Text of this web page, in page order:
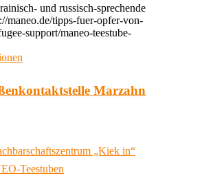
und russisch-sprechende
maneo.de/tipps-fuer-opfer-von-
support/maneo-teestube-
Marzahn
„Kiek in“
Teestuben